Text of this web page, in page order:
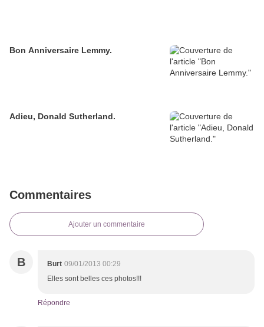
Bon Anniversaire Lemmy.
Adieu, Donald Sutherland.
Commentaires
Ajouter un commentaire
B Burt 09/01/2013 00:29
Elles sont belles ces photos!!!
Répondre